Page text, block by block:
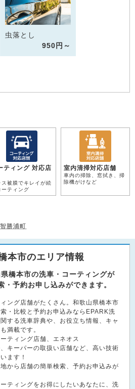
虫落とし
950円～
ティング 対応店
ス被膜でキレイが続
ーティング
室内清掃対応店舗
車内の掃除、窓拭き、掃
除機がけなど
勝浦町
本市のエリア情報
橋本市の洗車・コーティングが
・予約お申し込みができます。
ング店舗がたくさん。和歌山県橋本市
・比較と予約お申込みならEPARK洗
する洗車辞典や、お役立ち情報、キャ
満載です。
ティング店舗、エネオス
キーパーの取扱い店舗など、高い技術
ます！
から店舗の簡単検索、予約お申込みが
ティングをお得にしたいあなたに、洗